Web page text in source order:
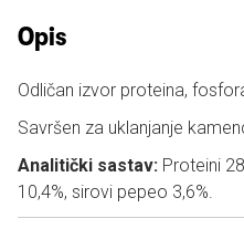
Opis
Odličan izvor proteina,
Savršen za uklanjanje
Analitički sastav: Proteini
10,4%, sirovi pepeo 3,6%.